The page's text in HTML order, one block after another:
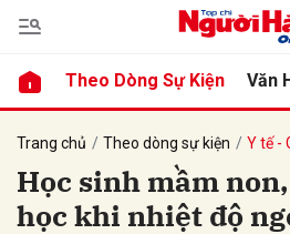
Theo Dòng Sự Kiện Văn
Trang chủ Theo dòng sự kiện Y tế -
Học sinh mầm
học khi nhiệt độ
luận